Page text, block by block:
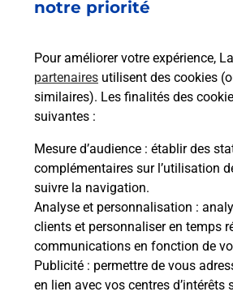
notre priorité
Pour améliorer votre expérience,
partenaires utilisent des cookies
similaires). Les finalités des
suivantes :
Mesure d’audience : établir des
complémentaires sur l’utilisation
suivre la navigation.
Analyse et personnalisation :
clients et personnaliser en temps
communications en fonction de
Publicité : permettre de vous
en lien avec vos centres d’intérêts
Questions
Quel réseau utilise La Poste
Est-ce que je peux garder
numéro de mobile
Est-ce que je peux
avec La Poste Mobile ?